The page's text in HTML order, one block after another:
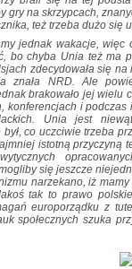
gry na skrzypcach,
też trzeba dużo się
jednak wakacje,
bo chyba Unia też ma
zdecydowała się
znała NRD. Ale
brakowało jej wielu
konferencjach i
Unia jest
był, co uczciwie trzeba
istotną przyczyną
mogliby się jeszcze
narzekano, iż
tak to prawo
europorządku z
społecznych szuka